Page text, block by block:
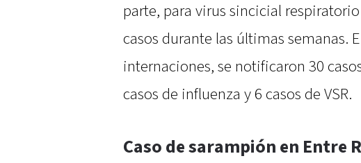
parte, para virus sincicial
casos durante las últimas semanas.
internaciones, se notificaron 30
casos de influenza y 6 casos de VSR.
Caso de sarampión en Entre